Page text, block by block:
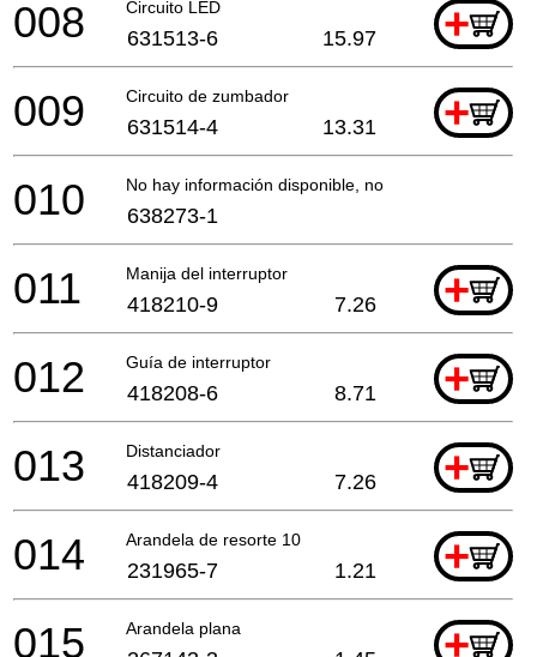
Circuito LED +
008 631513-6 15.97
Circuito de zumbador +
009 631514-4 13.31
No hay información disponible, no se puede pedir
010 638273-1
Manija del interruptor +
011 418210-9 7.26
Guía de interruptor +
012 418208-6 8.71
Distanciador +
013 418209-4 7.26
Arandela de resorte 10 +
014 231965-7 1.21
Arandela plana +
015